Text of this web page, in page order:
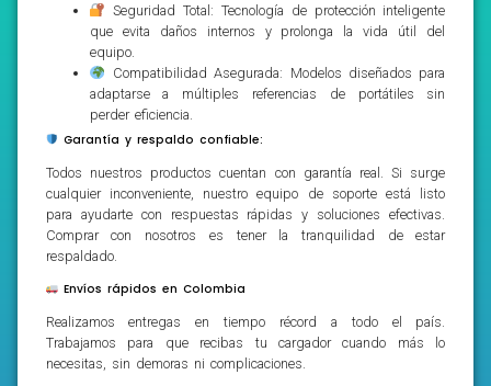
Seguridad Total: Tecnología de protección inteligente
que evita daños internos y prolonga la vida útil del
equipo.
Compatibilidad Asegurada: Modelos diseñados para
adaptarse a múltiples referencias de portátiles sin
perder eficiencia.
Garantía y respaldo confiable:
Todos nuestros productos cuentan con garantía real. Si surge
cualquier inconveniente, nuestro equipo de soporte está listo
para ayudarte con respuestas rápidas y soluciones efectivas.
Comprar con nosotros es tener la tranquilidad de estar
respaldado.
Envíos rápidos en Colombia
Realizamos entregas en tiempo récord a todo el país.
Trabajamos para que recibas tu cargador cuando más lo
necesitas, sin demoras ni complicaciones.